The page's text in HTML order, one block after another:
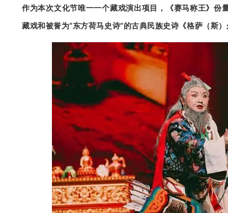
作为本次文化节唯一一个藏戏演出项目，《赛马称王》份
藏戏和被誉为“东方荷马史诗”的古典民族史诗《格萨（斯